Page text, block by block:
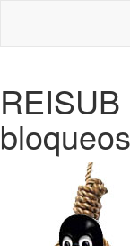
bloqueos